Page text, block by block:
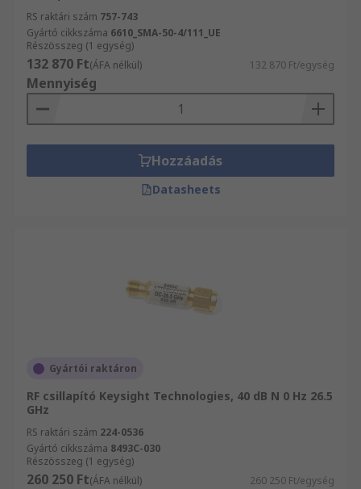
RS raktári szám 757-743
Gyártó cikkszáma 6610_SMA-50-4/111_UE
Részösszeg (1 egység)
132 870 Ft(ÁFA nélkül) 132 870 Ft/egység
Mennyiség
Hozzáadás
Datasheets
Gyártói raktáron
RF csillapító Keysight Technologies, 40 dB N 0 Hz 26.5
GHz
RS raktári szám 224-0536
Gyártó cikkszáma 8493C-030
Részösszeg (1 egység)
260 250 Ft(ÁFA nélkül) 260 250 Ft/egység